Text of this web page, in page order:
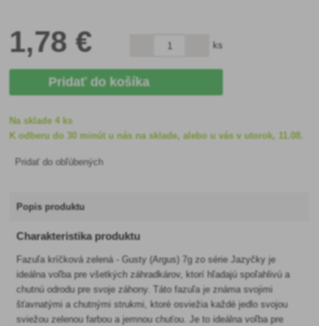
1,78 € ks
Pridať do košíka
Na sklade 4 ks
K odberu do 30 minút u nás na sklade, alebo u vás v utorok, 11.08.
Pridať do obľúbených
Popis produktu
Charakteristika produktu
Fazuľa kríčková zelená - Gusty (Argus) 7g zo série Jazyčky je
ideálna voľba pre všetkých záhradkárov, ktorí hľadajú spoľahlivú a
chutnú odrodu pre svoje záhony. Táto fazuľa je známa svojimi
šťavnatými a chutnými strukmi, ktoré osviežia každé jedlo svojou
sviežou zelenou farbou a jemnou chuťou. Je to ideálna voľba pre